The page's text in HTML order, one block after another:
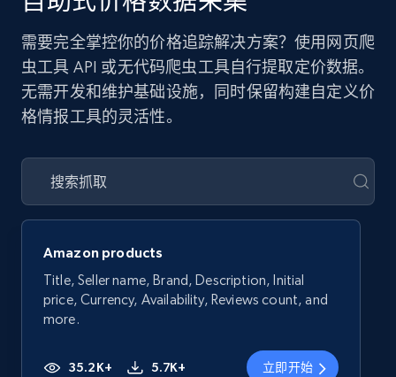
需要完全掌控你的价格追踪解决方案？使用网页爬
虫工具 API 或无代码爬虫工具自行提取定价数据。
无需开发和维护基础设施，同时保留构建自定义价
格情报工具的灵活性。
Amazon products
Title, Seller name, Brand, Description, Initial
price, Currency, Availability, Reviews count, and
more.
35.2K+ 5.7K+ 立即开始